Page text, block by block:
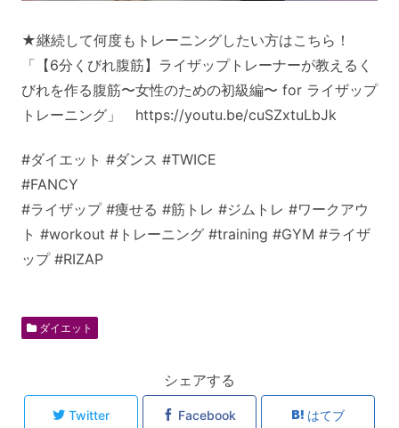
★継続して何度もトレーニングしたい方はこちら！
「【6分くびれ腹筋】ライザップトレーナーが教えるく
びれを作る腹筋〜女性のための初級編〜 for ライザップ
トレーニング」 https://youtu.be/cuSZxtuLbJk
#ダイエット #ダンス #TWICE
#FANCY
#ライザップ #痩せる #筋トレ #ジムトレ #ワークアウ
ト #workout #トレーニング #training #GYM #ライザ
ップ #RIZAP
ダイエット
シェアする
Twitter Facebook はてブ